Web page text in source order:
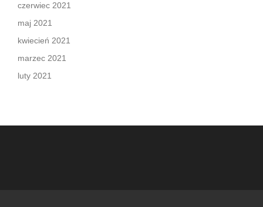
czerwiec 2021
maj 2021
kwiecień 2021
marzec 2021
luty 2021